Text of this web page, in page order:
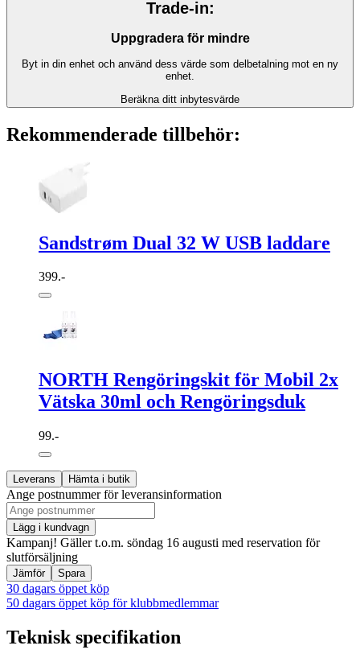
Trade-in:
Uppgradera för mindre
Byt in din enhet och använd dess värde som delbetalning mot en ny
enhet.
Beräkna ditt inbytesvärde
Rekommenderade tillbehör:
Sandstrøm Dual 32 W USB laddare
399.-
NORTH Rengöringskit för Mobil 2x
Vätska 30ml och Rengöringsduk
99.-
Leverans Hämta i butik
Ange postnummer för leveransinformation
Lägg i kundvagn
Kampanj! Gäller t.o.m. söndag 16 augusti med reservation för
slutförsäljning
Jämför Spara
30 dagars öppet köp
50 dagars öppet köp för klubbmedlemmar
Teknisk specifikation